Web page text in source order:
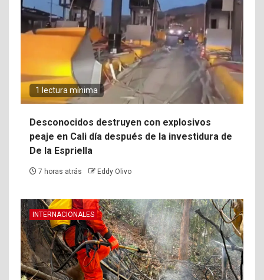
1 lectura mínima
Desconocidos destruyen con explosivos
peaje en Cali día después de la investidura de
De la Espriella
7 horas atrás Eddy Olivo
INTERNACIONALES